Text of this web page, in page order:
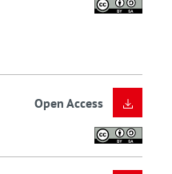
Open Access